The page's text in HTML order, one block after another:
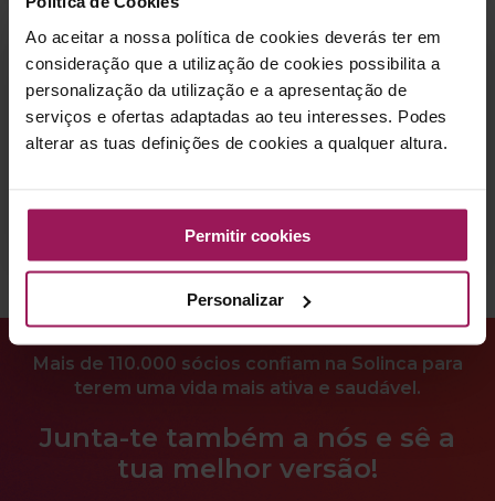
Ao aceitar a nossa política de cookies deverás ter em
consideração que a utilização de cookies possibilita a
personalização da utilização e a apresentação de
serviços e ofertas adaptadas ao teu interesses. Podes
alterar as tuas definições de cookies a qualquer altura.
Permitir cookies
Personalizar
Mapa de aulas:
Mais de 110.000 sócios confiam na Solinca para
terem uma vida mais ativa e saudável.
Junta-te também a nós e sê a
tua melhor versão!